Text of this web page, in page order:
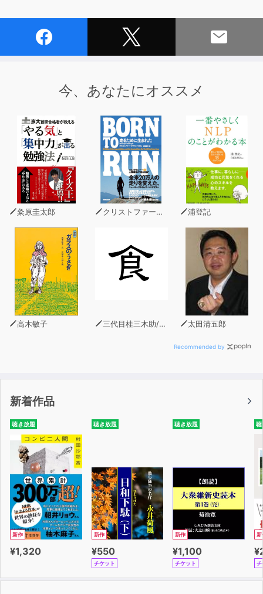
スレベル）にグレードアップする単語集。
方式で、５３２の会話・ビジネス単語の使い方をマスター
ぼると、なるほど！と膝を打ちたくなるような、ときめき
（＝驚き）が待っている。
■目次■
はじめに
本書の使い方
中1で習った単語をUpGrade
UNIT3Carry
UNIT4Hit
UNIT5Skip
UNIT6Run
UNIT7Bear
UNIT8Cow
UNIT14Black
UNIT15Gold
UNIT16Pink
UNIT17Fan
UNIT18Fast
UNIT19Fine
UNIT20Fool
UNIT21Rich
UNIT22Ground
UNIT23Weather
UNIT25Egg
今、あなたにオススメ
粂原圭太郎 クリストファー・マクドゥーガル 浦登記
高木敏子 三代目桂三木助/北大路魯山人/古川緑波/坂口安吾 太田清五郎
Recommended by
新着作品
聴き放題
新作
¥1,320
聴き放題
新作
¥550
チケット
聴き放題
新作
¥1,100
チケット
聴
新
チ